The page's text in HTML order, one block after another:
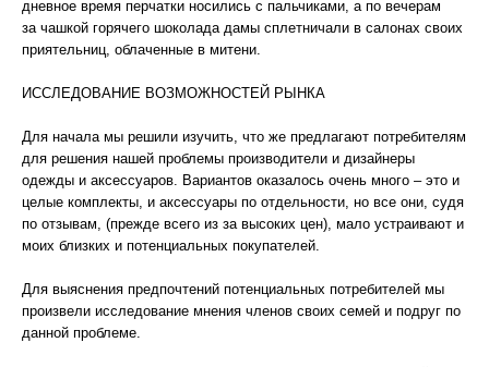
дневное время перчатки носились с пальчиками, а по вечерам
за чашкой горячего шоколада дамы сплетничали в салонах своих
приятельниц, облаченные в митени.
ИССЛЕДОВАНИЕ ВОЗМОЖНОСТЕЙ РЫНКА
Для начала мы решили изучить, что же предлагают потребителям
для решения нашей проблемы производители и дизайнеры
одежды и аксессуаров. Вариантов оказалось очень много – это и
целые комплекты, и аксессуары по отдельности, но все они, судя
по отзывам, (прежде всего из за высоких цен), мало устраивают и
моих близких и потенциальных покупателей.
Для выяснения предпочтений потенциальных потребителей мы
произвели исследование мнения членов своих семей и подруг по
данной проблеме.